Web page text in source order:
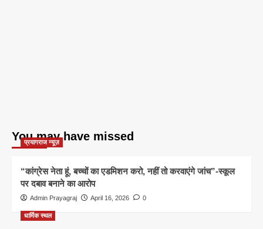
You may have missed
प्रयागराज न्यूज़
“कांग्रेस नेता हूं, बच्चों का एडमिशन करो, नहीं तो करवाएंगे जांच”-स्कूल
पर दबाव बनाने का आरोप
Admin Prayagraj April 16, 2026 0
धार्मिक स्थल